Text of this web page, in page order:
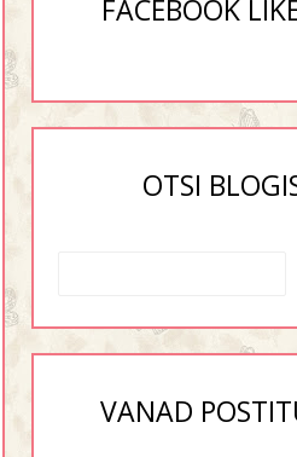
FACEBOOK
OTSI
VANAD